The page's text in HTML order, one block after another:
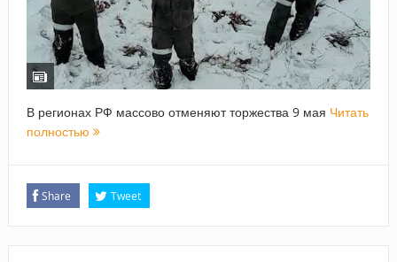
В регионах РФ массово отменяют торжества 9 мая Читать
полностью
Share Tweet